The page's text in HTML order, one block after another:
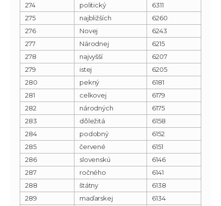
274
politický
6311
275
najbližších
6260
276
Novej
6243
277
Národnej
6215
278
najvyšší
6207
279
istej
6205
280
pekný
6181
281
celkovej
6179
282
národných
6175
283
dôležitá
6158
284
podobný
6152
285
červené
6151
286
slovenskú
6146
287
ročného
6141
288
štátny
6138
289
maďarskej
6134